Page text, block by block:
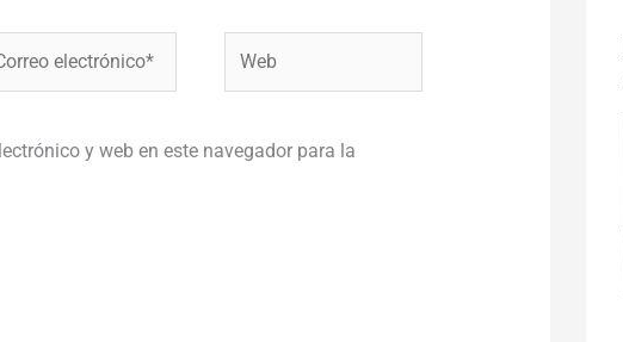
y web en este navegador para la